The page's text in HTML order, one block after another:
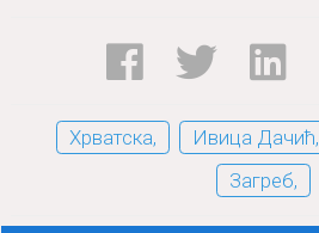
Хрватска, Ивица Дачић,
Загреб,